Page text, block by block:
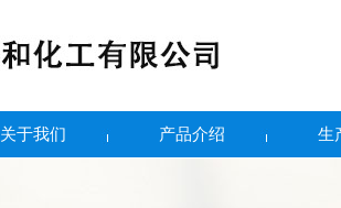
关于我们 产品介绍 生